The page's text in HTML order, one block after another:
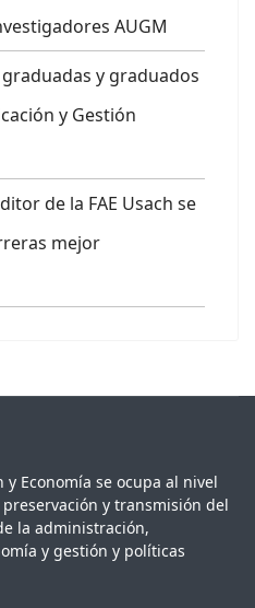
AUGM
graduadas y graduados
y Gestión
de la FAE Usach se
mejor
Economía se ocupa al nivel
y transmisión del
la administración,
y gestión y políticas